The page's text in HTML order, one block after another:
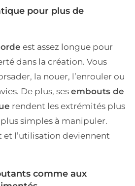
pour plus de
est assez longue pour
dans la création. Vous
la nouer, l’enrouler ou
De plus, ses embouts de
rendent les extrémités plus
simples à manipuler.
et l’utilisation deviennent
comme aux